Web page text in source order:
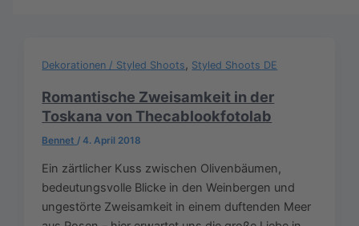
Dekorationen / Styled Shoots, Styled Shoots DE
Romantische Zweisamkeit in der
Toskana von Thecablookfotolab
Bennet/4. April 2018
Ein zärtlicher Kuss zwischen Olivenbäumen,
bedeutungsvolle Blicke in den Weinbergen und
ungestörte Zweisamkeit in einem duftenden Meer